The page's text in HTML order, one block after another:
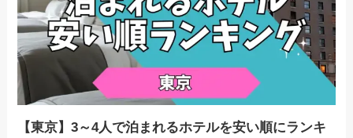
【東京】3～4人で泊まれるホテルを安い順にランキ